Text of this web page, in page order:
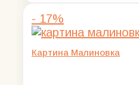
- 17%
Картина Малиновка